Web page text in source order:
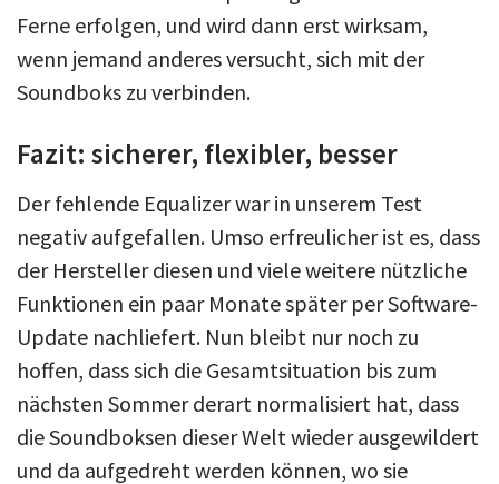
Ferne erfolgen, und wird dann erst wirksam,
wenn jemand anderes versucht, sich mit der
Soundboks zu verbinden.
Fazit: sicherer, flexibler, besser
Der fehlende Equalizer war in unserem Test
negativ aufgefallen. Umso erfreulicher ist es, dass
der Hersteller diesen und viele weitere nützliche
Funktionen ein paar Monate später per Software-
Update nachliefert. Nun bleibt nur noch zu
hoffen, dass sich die Gesamtsituation bis zum
nächsten Sommer derart normalisiert hat, dass
die Soundboksen dieser Welt wieder ausgewildert
und da aufgedreht werden können, wo sie